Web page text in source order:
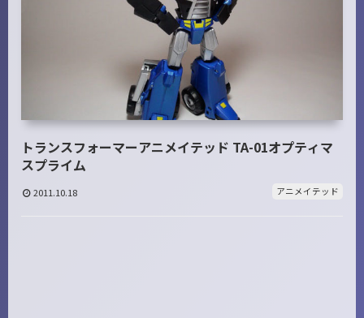
トランスフォーマーアニメイテッド TA-01オプティマ
スプライム
2011.10.18 アニメイテッド